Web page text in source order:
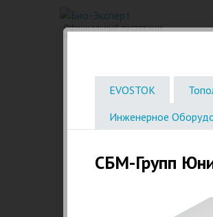
Официальный поставщик
Био Станции
EVOSTOK
Инженерное
СБМ-Групп